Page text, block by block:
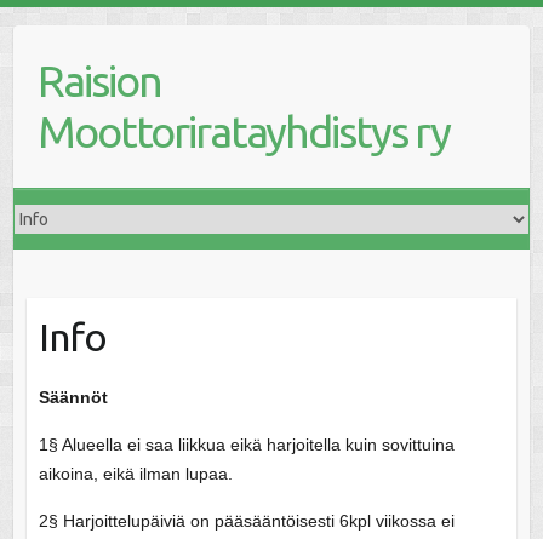
Raision
Moottoriratayhdistys ry
Info
Säännöt
1§ Alueella ei saa liikkua eikä harjoitella kuin sovittuina
aikoina, eikä ilman lupaa.
2§ Harjoittelupäiviä on pääsääntöisesti 6kpl viikossa ei